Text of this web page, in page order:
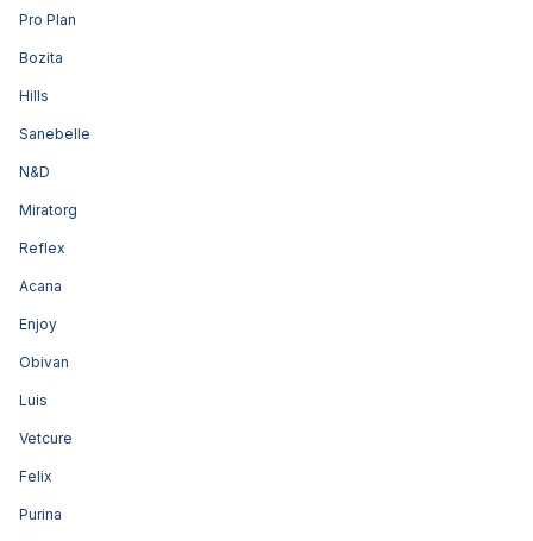
Pro Plan
Bozita
Hills
Sanebelle
N&D
Miratorg
Reflex
Acana
Enjoy
Obivan
Luis
Vetcure
Felix
Purina